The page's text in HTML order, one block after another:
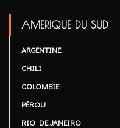
AMERIQUE DU SUD
ARGENTINE
CHILI
COLOMBIE
PÉROU
RIO DE JANEIRO